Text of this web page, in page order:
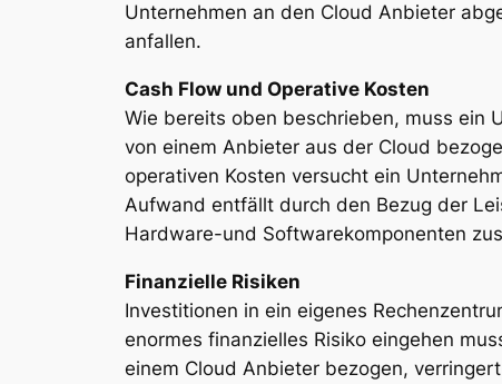
Unternehmen an den Cloud Anbieter
anfallen.
Cash Flow und Operative Kosten
Wie bereits oben beschrieben, muss ein
von einem Anbieter aus der Cloud
operativen Kosten versucht ein
Aufwand entfällt durch den Bezug der
Hardware-und Softwarekomponenten
Finanzielle Risiken
Investitionen in ein eigenes
enormes finanzielles Risiko eingehen
einem Cloud Anbieter bezogen,